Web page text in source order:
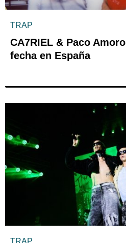
TRAP
CA7RIEL & Paco
fecha en España